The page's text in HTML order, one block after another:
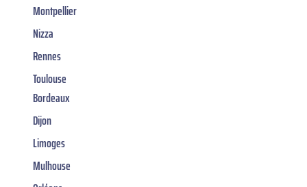
Montpellier
Nizza
Rennes
Toulouse
Bordeaux
Dijon
Limoges
Mulhouse